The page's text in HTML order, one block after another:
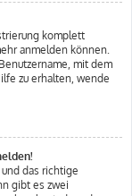
komplett
anmelden können.
mit dem
zu erhalten, wende
das richtige
gibt es zwei